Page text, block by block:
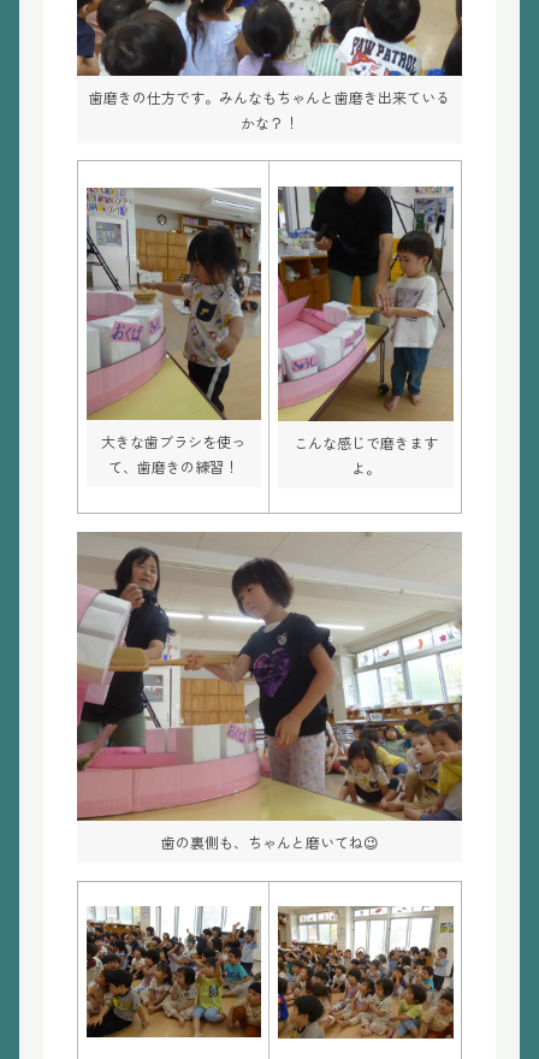
歯磨きの仕方です。みんなもちゃんと歯磨き出来ている
かな？！
大きな歯ブラシを使っ
て、歯磨きの練習！
こんな感じで磨きます
よ。
歯の裏側も、ちゃんと磨いてね😉